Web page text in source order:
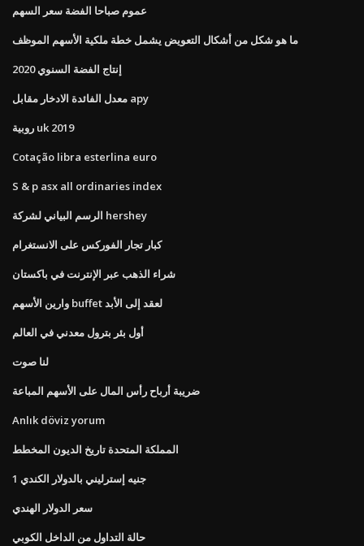
عموم صباحا الفضة سعر السهم
ما هو شكل من أشكال التعويض يشمل خطة ملكية الأسهم الموظف
إنتاج الفضة السنوي 2020
معدل الفائدة الادخار مقابل apy
روبية uk 2019
Cotação libra esterlina euro
S & p asx all ordinaries index
الرسم البياني لشركة hershey
كبار تجار الفوركس على الانستغرام
شراء الذهب عبر الإنترنت في باكستان
وارين الأسهم buffet لعقد إلى الأبد
أول بئر بترول معدني في العالم
لنا صوت
ضريبة أرباح رأس المال على الأسهم المباعة
Anlık döviz yorum
المملكة المتحدة تاريخ الديون المخطط
1 جنيه إسترليني بالدولار الكندي
سعر الدولار الهندي
حالة التداول من الداخل الكوبي